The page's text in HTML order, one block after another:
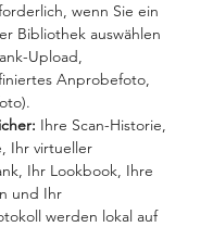
wenn Sie ein
Bibliothek auswählen
Upload,
Anprobefoto,
Ihre Scan-Historie,
Ihr virtueller
Ihr Lookbook, Ihre
und Ihr
werden lokal auf